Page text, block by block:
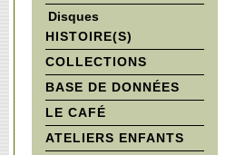
Disques
HISTOIRE(S)
COLLECTIONS
BASE DE DONNÉES
LE CAFÉ
ATELIERS ENFANTS